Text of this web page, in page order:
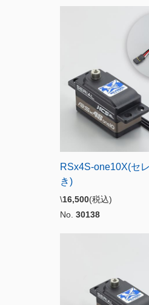
RSx4S-one10X(セ
き)
\16,500(税込)
No. 30138